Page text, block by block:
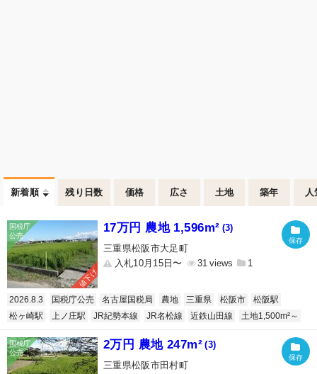
新着順 残り日数 価格 広さ 土地 築年 人
値下げ
17万円 農地 1,596m² (3)
三重県松阪市大足町
入札10月15日〜
31 1
2026.8.3 国税庁公売 名古屋国税局 農地 三重県 松阪市
松阪駅
松ヶ崎駅
上ノ庄駅 JR紀勢本線 JR名松線 近鉄山田線 土地1,500m²～
2万円 農地 247m² (3)
三重県松阪市田村町